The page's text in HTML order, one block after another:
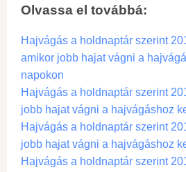
Olvassa el továbbá:
Hajvágás a holdnaptár szerint
amikor jobb hajat vágni a
napokon
Hajvágás a holdnaptár szerint
jobb hajat vágni a hajvágáshoz
Hajvágás a holdnaptár szerint
jobb hajat vágni a hajvágáshoz
Hajvágás a holdnaptár szerint